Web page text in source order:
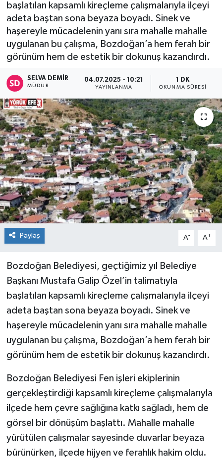
başlatılan kapsamlı kireçleme çalışmalarıyla ilçeyi
adeta baştan sona beyaza boyadı. Sinek ve
haşereyle mücadelenin yanı sıra mahalle mahalle
uygulanan bu çalışma, Bozdoğan’a hem ferah bir
görünüm hem de estetik bir dokunuş kazandırdı.
SELVA DEMIR
MÜDÜR
04.07.2025 - 10:21
YAYINLANMA
1 DK
OKUNMA SÜRESI
Paylaş A- A+
Bozdoğan Belediyesi, geçtiğimiz yıl Belediye
Başkanı Mustafa Galip Özel’in talimatıyla
başlatılan kapsamlı kireçleme çalışmalarıyla ilçeyi
adeta baştan sona beyaza boyadı. Sinek ve
haşereyle mücadelenin yanı sıra mahalle mahalle
uygulanan bu çalışma, Bozdoğan’a hem ferah bir
görünüm hem de estetik bir dokunuş kazandırdı.
Bozdoğan Belediyesi Fen işleri ekiplerinin
gerçekleştirdiği kapsamlı kireçleme çalışmalarıyla
ilçede hem çevre sağlığına katkı sağladı, hem de
görsel bir dönüşüm başlattı. Mahalle mahalle
yürütülen çalışmalar sayesinde duvarlar beyaza
bürünürken, ilçede hijyen ve ferahlık hakim oldu.
Haber Arşivi